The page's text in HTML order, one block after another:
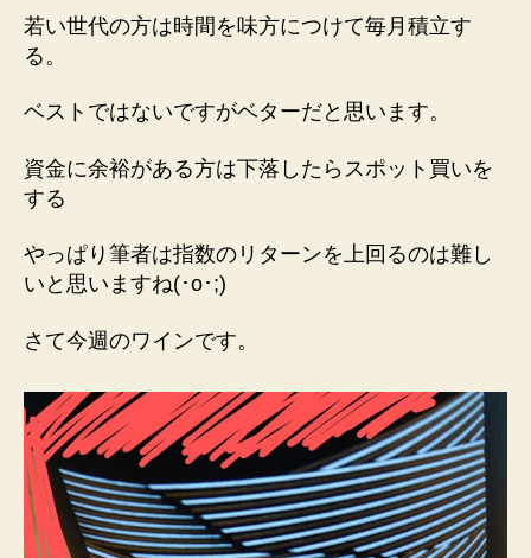
若い世代の方は時間を味方につけて毎月積立す
る。
ベストではないですがベターだと思います。
資金に余裕がある方は下落したらスポット買いを
する
やっぱり筆者は指数のリターンを上回るのは難し
いと思いますね(⁠･⁠o⁠･⁠;⁠)
さて今週のワインです。